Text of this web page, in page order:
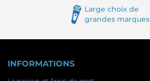
Large choix de
grandes marques
INFORMATIONS